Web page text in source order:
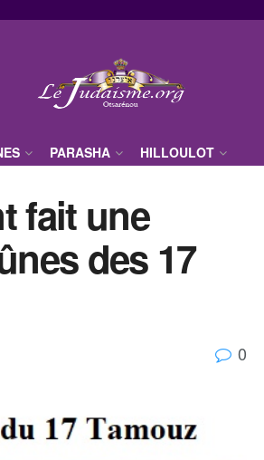
PARASHA HILLOULOT
fait une
des 17
0